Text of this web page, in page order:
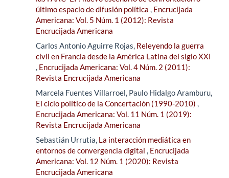
último espacio de difusión política , Encrucijada
Americana: Vol. 5 Núm. 1 (2012): Revista
Encrucijada Americana
Carlos Antonio Aguirre Rojas, Releyendo la guerra
civil en Francia desde la América Latina del siglo XXI
, Encrucijada Americana: Vol. 4 Núm. 2 (2011):
Revista Encrucijada Americana
Marcela Fuentes Villarroel, Paulo Hidalgo Aramburu,
El ciclo político de la Concertación (1990-2010) ,
Encrucijada Americana: Vol. 11 Núm. 1 (2019):
Revista Encrucijada Americana
Sebastián Urrutia, La interacción mediática en
entornos de convergencia digital , Encrucijada
Americana: Vol. 12 Núm. 1 (2020): Revista
Encrucijada Americana